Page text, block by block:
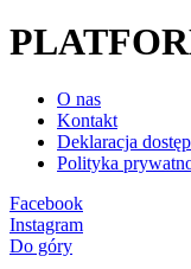
O nas
Kontakt
Deklaracja
Polityka
Facebook
Instagram
Do góry